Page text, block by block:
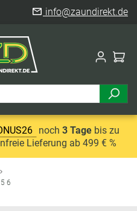
info@zaundirekt.de
noch 3 Tage bis zu
Lieferung ab 499 € %
6